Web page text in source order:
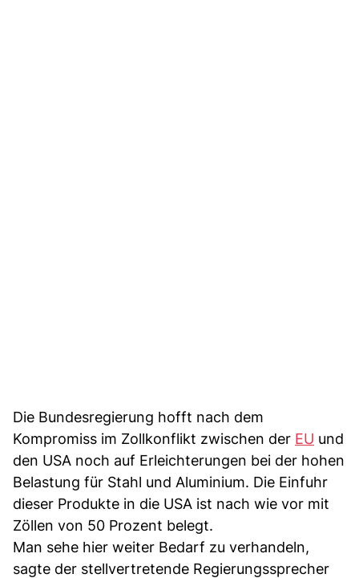
Die Bundesregierung hofft nach dem
Kompromiss im Zollkonflikt zwischen der EU und
den USA noch auf Erleichterungen bei der hohen
Belastung für Stahl und Aluminium. Die Einfuhr
dieser Produkte in die USA ist nach wie vor mit
Zöllen von 50 Prozent belegt.
Man sehe hier weiter Bedarf zu verhandeln,
sagte der stellvertretende Regierungssprecher